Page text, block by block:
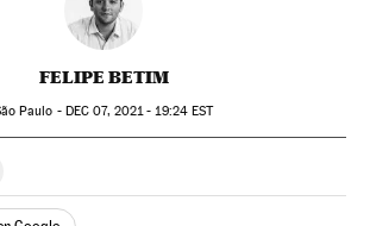
FELIPE BETIM
Paulo - DEC 07, 2021 - 19:24EST
Facebook
en TwitterRedes Sociales